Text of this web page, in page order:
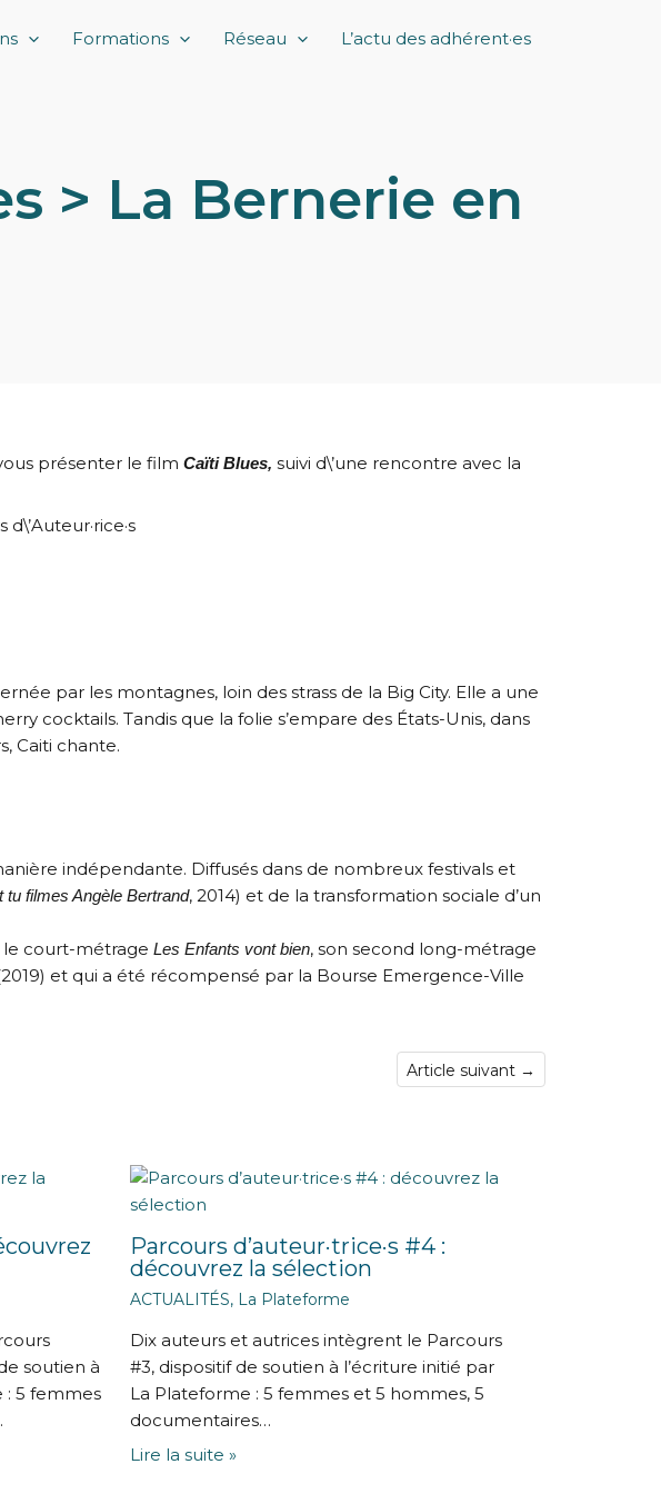
Formations Réseau L’actu des adhérent·es
> La Bernerie en
présenter le film Caïti Blues, suivi d\’une rencontre avec la
par les montagnes, loin des strass de la Big City. Elle a une
cocktails. Tandis que la folie s’empare des États-Unis, dans
Caiti chante.
indépendante. Diffusés dans de nombreux festivals et
tu filmes Angèle Bertrand, 2014) et de la transformation sociale d’un
le court-métrage Les Enfants vont bien, son second long-métrage
et qui a été récompensé par la Bourse Emergence-Ville
Article suivant →
soutien à
: 5 femmes
Parcours d’auteur·trice·s #4 :
découvrez la sélection
ACTUALITÉS, La Plateforme
Dix auteurs et autrices intègrent le Parcours
#3, dispositif de soutien à l’écriture initié par
La Plateforme : 5 femmes et 5 hommes, 5
documentaires…
Lire la suite »